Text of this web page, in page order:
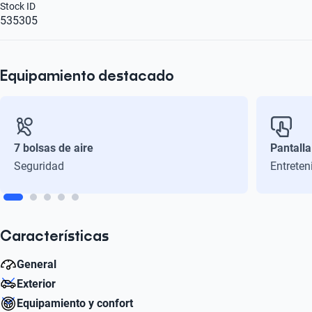
535305
Stock ID
Equipamiento destacado
7 bolsas de aire
Seguridad
Características
General
1800
Peso bruto (kg)
Exterior
Equipamiento y confort